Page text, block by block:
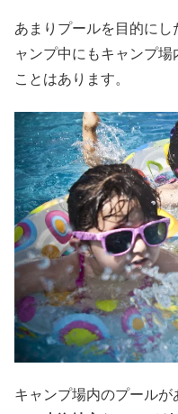
あまりプールを目的に
ャンプ中にもキャンプ
ことはあります。
キャンプ場内のプール